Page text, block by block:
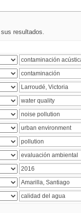
resultados.